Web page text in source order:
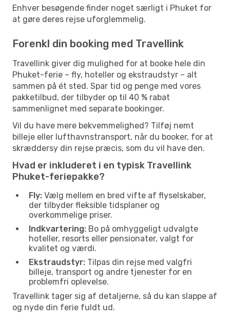
Enhver besøgende finder noget særligt i Phuket for
at gøre deres rejse uforglemmelig.
Forenkl din booking med Travellink
Travellink giver dig mulighed for at booke hele din
Phuket-ferie – fly, hoteller og ekstraudstyr – alt
sammen på ét sted. Spar tid og penge med vores
pakketilbud, der tilbyder op til 40 % rabat
sammenlignet med separate bookinger.
Vil du have mere bekvemmelighed? Tilføj nemt
billeje eller lufthavnstransport, når du booker, for at
skræddersy din rejse præcis, som du vil have den.
Hvad er inkluderet i en typisk Travellink
Phuket-feriepakke?
Fly: Vælg mellem en bred vifte af flyselskaber,
der tilbyder fleksible tidsplaner og
overkommelige priser.
Indkvartering: Bo på omhyggeligt udvalgte
hoteller, resorts eller pensionater, valgt for
kvalitet og værdi.
Ekstraudstyr: Tilpas din rejse med valgfri
billeje, transport og andre tjenester for en
problemfri oplevelse.
Travellink tager sig af detaljerne, så du kan slappe af
og nyde din ferie fuldt ud.